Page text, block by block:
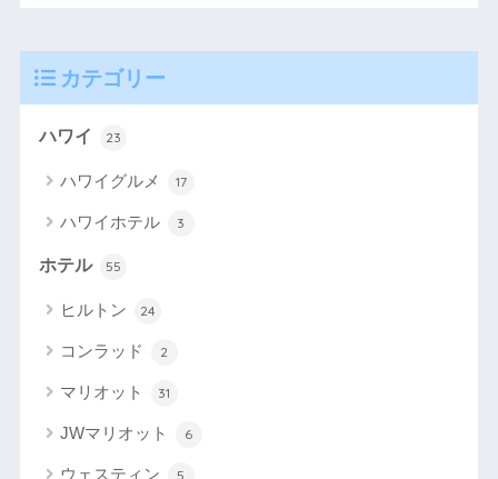
カテゴリー
ハワイ 23
ハワイグルメ 17
ハワイホテル 3
ホテル 55
ヒルトン 24
コンラッド 2
マリオット 31
JWマリオット 6
ウェスティン 5